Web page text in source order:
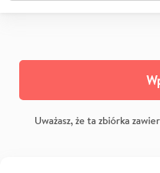
Uważasz, że ta zbiórka